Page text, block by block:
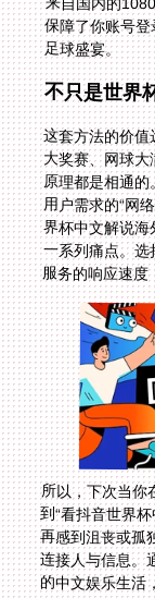
足球盛宴。
不只是世界
这套方法的价
大奖赛、网球大
原理都是相通的
用户需求的“网
界杯中文解说海
一系列痛点。选
服务的响应速度
所以，下次当你
到“看抖音世界杯
再感到沮丧或孤
连接人与信息。
的中文娱乐生活